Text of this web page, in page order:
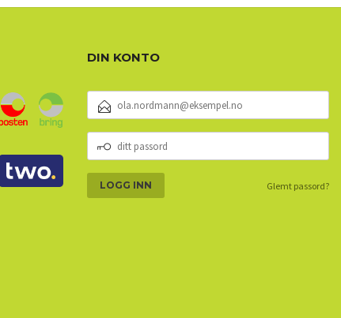
DIN KONTO
POSTADRESSE
PASSORD
Glemt passord?